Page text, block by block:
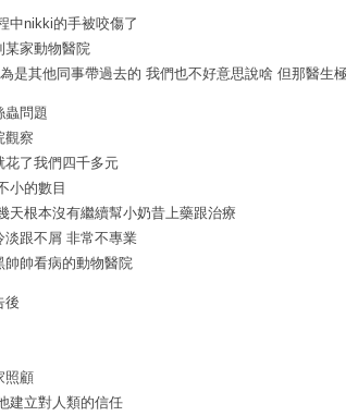
中nikki的手被咬傷了
某家動物醫院
是其他同事帶過去的 我們也不好意思說啥 但那醫生
蟲問題
觀察
花了我們四千多元
小的數目
天根本沒有繼續幫小奶昔上藥跟治療
跟不屑 非常不專業
帥帥看病的動物醫院
後
照顧
建立對人類的信任